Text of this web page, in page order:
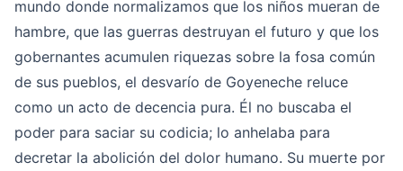
mundo donde normalizamos que los niños mueran de
hambre, que las guerras destruyan el futuro y que los
gobernantes acumulen riquezas sobre la fosa común
de sus pueblos, el desvarío de Goyeneche reluce
como un acto de decencia pura. Él no buscaba el
poder para saciar su codicia; lo anhelaba para
decretar la abolición del dolor humano. Su muerte por